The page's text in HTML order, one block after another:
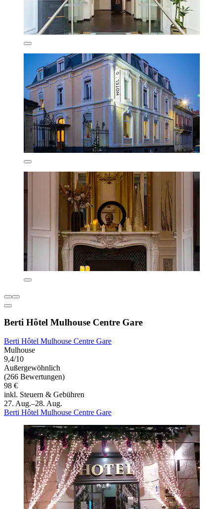
Berti Hôtel Mulhouse Centre Gare
Berti Hôtel Mulhouse Centre Gare
Mulhouse
9,4/10
Außergewöhnlich
(266 Bewertungen)
98 €
inkl. Steuern & Gebühren
27. Aug.–28. Aug.
Berti Hôtel Mulhouse Centre Gare